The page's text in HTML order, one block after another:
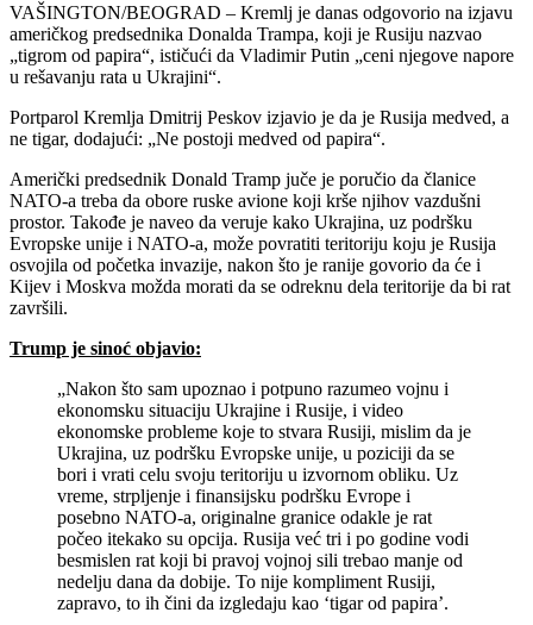
VAŠINGTON/BEOGRAD – Kremlj je danas odgovorio na izjavu
američkog predsednika Donalda Trampa, koji je Rusiju nazvao
„tigrom od papira“, ističući da Vladimir Putin „ceni njegove napore
u rešavanju rata u Ukrajini“.
Portparol Kremlja Dmitrij Peskov izjavio je da je Rusija medved, a
ne tigar, dodajući: „Ne postoji medved od papira“.
Američki predsednik Donald Tramp juče je poručio da članice
NATO-a treba da obore ruske avione koji krše njihov vazdušni
prostor. Takođe je naveo da veruje kako Ukrajina, uz podršku
Evropske unije i NATO-a, može povratiti teritoriju koju je Rusija
osvojila od početka invazije, nakon što je ranije govorio da će i
Kijev i Moskva možda morati da se odreknu dela teritorije da bi rat
završili.
Trump je sinoć objavio:
„Nakon što sam upoznao i potpuno razumeo vojnu i
ekonomsku situaciju Ukrajine i Rusije, i video
ekonomske probleme koje to stvara Rusiji, mislim da je
Ukrajina, uz podršku Evropske unije, u poziciji da se
bori i vrati celu svoju teritoriju u izvornom obliku. Uz
vreme, strpljenje i finansijsku podršku Evrope i
posebno NATO-a, originalne granice odakle je rat
počeo itekako su opcija. Rusija već tri i po godine vodi
besmislen rat koji bi pravoj vojnoj sili trebao manje od
nedelju dana da dobije. To nije kompliment Rusiji,
zapravo, to ih čini da izgledaju kao ‘tigar od papira’.